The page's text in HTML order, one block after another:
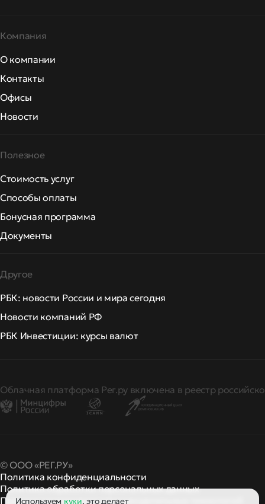
Компания
О компании
Контакты
Офисы
Новости
Полезное
Стоимость услуг
Способы оплаты
Бонусная программа
Документы
Другое
РБК: новости России и мира сегодня
Новости компаний РФ
РБК Инвестиции: курсы валют
Облачная платформа Рег.ру включена в реестр
© ООО «РЕГ.РУ»
Политика конфиденциальности
Политика обработки персональных данных
Правила применения рекомендательных технологий
Используем куки, это делает